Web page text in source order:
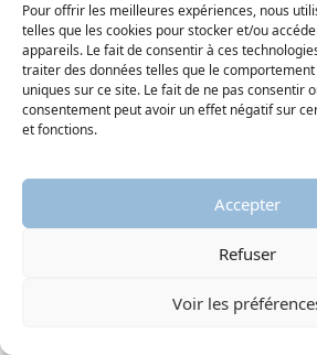
Pour offrir les meilleures expériences, nous
telles que les cookies pour stocker et/ou
appareils. Le fait de consentir à ces
traiter des données telles que le
uniques sur ce site. Le fait de ne pas consentir
consentement peut avoir un effet négatif sur
et fonctions.
Accepter
Refuser
Voir les
Marguerite d’Angoulême
Marguerite d’Angoulême, femme